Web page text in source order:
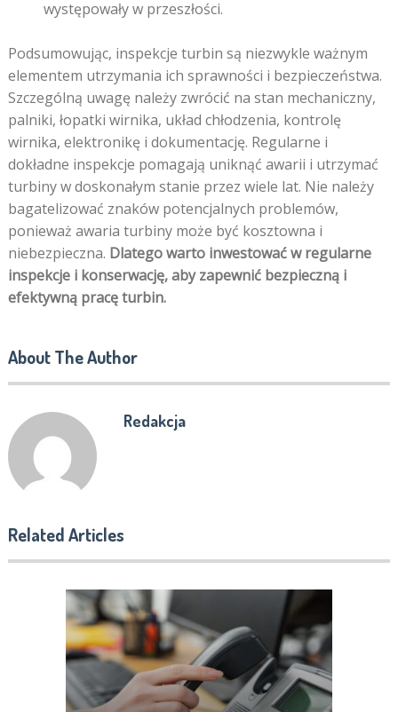
występowały w przeszłości.
Podsumowując, inspekcje turbin są niezwykle ważnym
elementem utrzymania ich sprawności i bezpieczeństwa.
Szczególną uwagę należy zwrócić na stan mechaniczny,
palniki, łopatki wirnika, układ chłodzenia, kontrolę
wirnika, elektronikę i dokumentację. Regularne i
dokładne inspekcje pomagają uniknąć awarii i utrzymać
turbiny w doskonałym stanie przez wiele lat. Nie należy
bagatelizować znaków potencjalnych problemów,
ponieważ awaria turbiny może być kosztowna i
niebezpieczna. Dlatego warto inwestować w regularne
inspekcje i konserwację, aby zapewnić bezpieczną i
efektywną pracę turbin.
About The Author
Redakcja
Related Articles